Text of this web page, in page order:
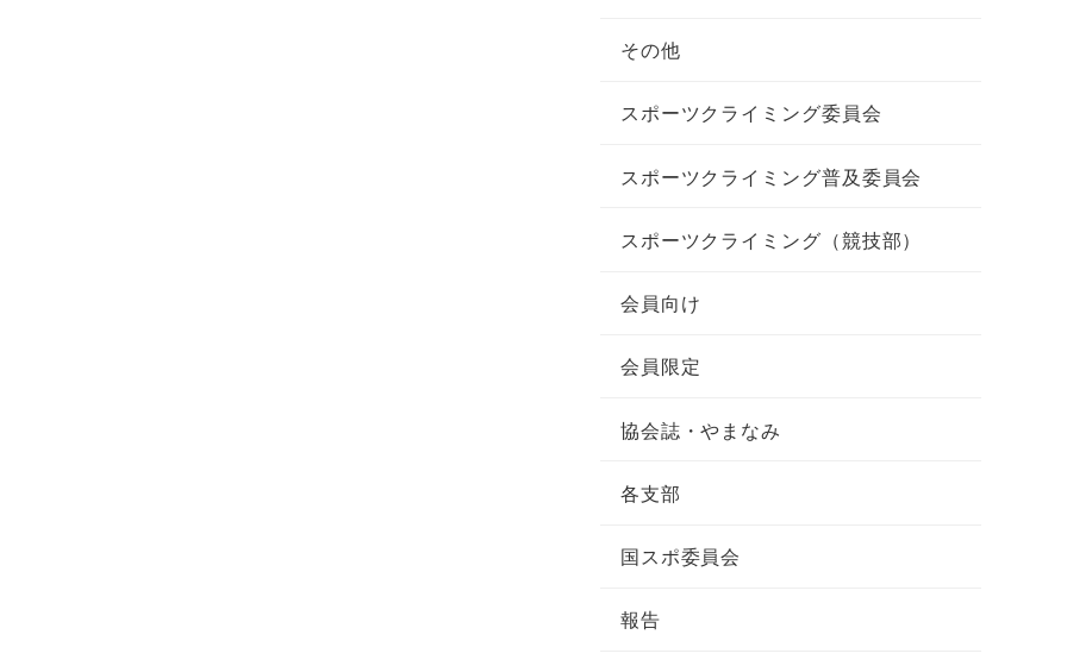
その他
スポーツクライミング委員会
スポーツクライミング普及委員会
スポーツクライミング（競技部）
会員向け
会員限定
協会誌・やまなみ
各支部
国スポ委員会
報告